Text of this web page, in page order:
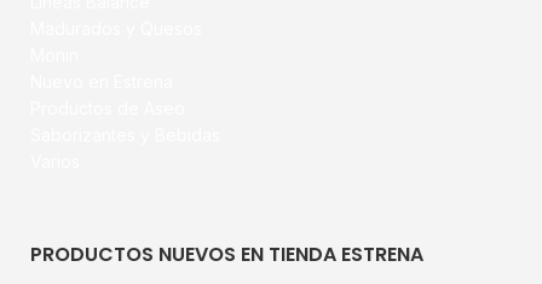
PRODUCTOS NUEVOS EN TIENDA ESTRENA